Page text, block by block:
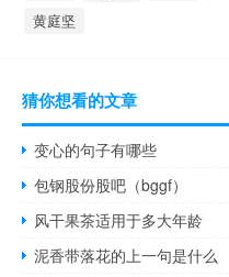
黄庭坚
猜你想看的文章
变心的句子有哪些
包钢股份股吧（bggf）
风干果茶适用于多大年龄
泥香带落花的上一句是什么